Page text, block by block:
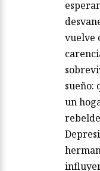
vuelve
sueño:
un